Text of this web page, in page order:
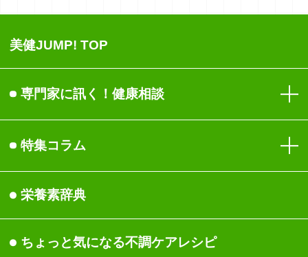
美健JUMP! TOP
専門家に訊く！健康相談
目
免疫
生活習慣
特集コラム
健康
食事
栄養素辞典
ちょっと気になる不調ケアレシピ